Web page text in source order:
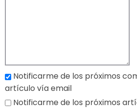
Notificarme de los próximos
artículo vía email
Notificarme de los próximos